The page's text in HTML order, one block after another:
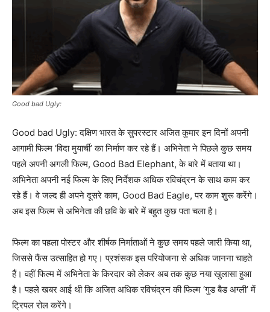
Good bad Ugly:
Good bad Ugly: दक्षिण भारत के सुपरस्टार अजित कुमार इन दिनों अपनी
आगामी फिल्म ‘विदा मुयार्ची’ का निर्माण कर रहे हैं। अभिनेता ने पिछले कुछ समय
पहले अपनी अगली फिल्म, Good Bad Elephant, के बारे में बताया था।
अभिनेता अपनी नई फिल्म के लिए निर्देशक अधिक रविचंद्रन के साथ काम कर
रहे हैं। वे जल्द ही अपने दूसरे काम, Good Bad Eagle, पर काम शुरू करेंगे।
अब इस फिल्म से अभिनेता की छवि के बारे में बहुत कुछ पता चला है।
फिल्म का पहला पोस्टर और शीर्षक निर्माताओं ने कुछ समय पहले जारी किया था,
जिससे फैंस उत्साहित हो गए। प्रशंसक इस परियोजना से अधिक जानना चाहते
हैं। वहीं फिल्म में अभिनेता के किरदार को लेकर अब तक कुछ नया खुलासा हुआ
है। पहले खबर आई थी कि अजित अधिक रविचंद्रन की फिल्म ‘गुड बैड अग्ली’ में
ट्रिपल रोल करेंगे।